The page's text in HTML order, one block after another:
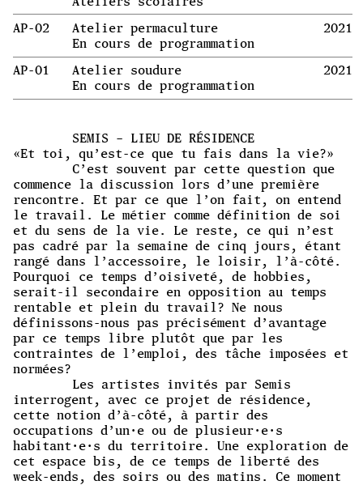
AP-02
2021
Atelier permaculture
En cours de programmation
AP-01
2021
Atelier soudure
En cours de programmation
SEMIS – LIEU DE RÉSIDENCE
«Et toi, qu’est-ce que tu fais dans la vie?»
C’est souvent par cette question que
commence la discussion lors d’une première
rencontre. Et par ce que l’on fait, on entend
le travail. Le métier comme définition de soi
et du sens de la vie. Le reste, ce qui n’est
pas cadré par la semaine de cinq jours, étant
rangé dans l’accessoire, le loisir, l’à-côté.
Pourquoi ce temps d’oisiveté, de hobbies,
serait-il secondaire en opposition au temps
rentable et plein du travail? Ne nous
définissons-nous pas précisément d’avantage
par ce temps libre plutôt que par les
contraintes de l’emploi, des tâche imposées et
normées?
Les artistes invités par Semis
interrogent, avec ce projet de résidence,
cette notion d’à-côté, à partir des
occupations d’un·e ou de plusieur·e·s
habitant·e·s du territoire. Une exploration de
cet espace bis, de ce temps de liberté des
week-ends, des soirs ou des matins. Ce moment